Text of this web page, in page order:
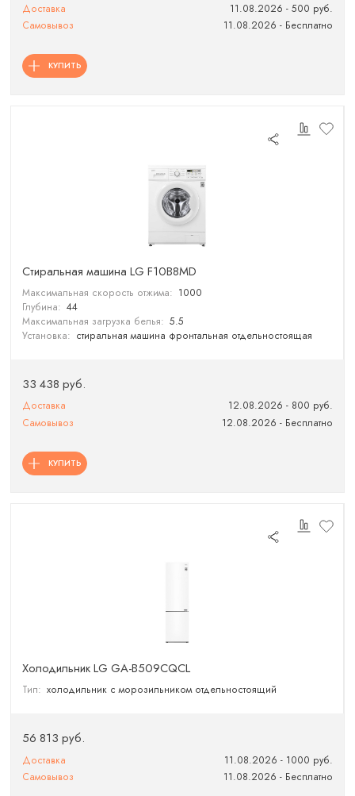
Доставка
11.08.2026 - 500 руб.
Самовывоз
11.08.2026 - Бесплатно
КУПИТЬ
Cтиральная машина LG F10B8MD
Максимальная скорость отжима: 1000
Глубина: 44
Максимальная загрузка белья: 5.5
Установка: стиральная машина фронтальная отдельностоящая
33 438 руб.
Доставка
12.08.2026 - 800 руб.
Самовывоз
12.08.2026 - Бесплатно
КУПИТЬ
Холодильник LG GA-B509CQCL
Тип: холодильник с морозильником отдельностоящий
56 813 руб.
Доставка
11.08.2026 - 1000 руб.
Самовывоз
11.08.2026 - Бесплатно